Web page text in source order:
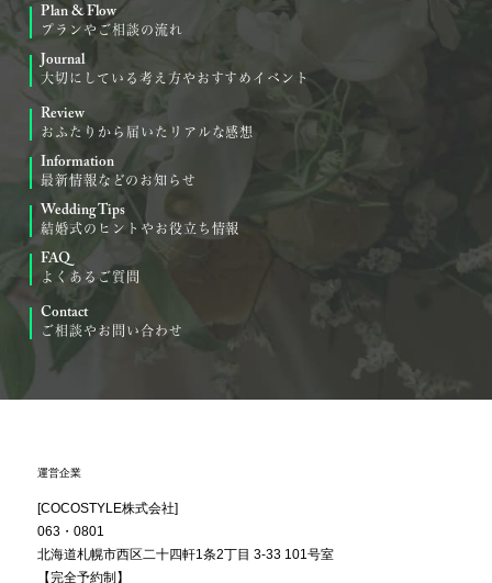
Plan & Flow
プランやご相談の流れ
Journal
大切にしている考え方やおすすめイベント
Review
おふたりから届いたリアルな感想
Information
最新情報などのお知らせ
Wedding Tips
結婚式のヒントやお役立ち情報
FAQ
よくあるご質問
Contact
ご相談やお問い合わせ
運営企業
[COCOSTYLE株式会社]
063・0801
北海道札幌市西区二十四軒1条2丁目 3-33 101号室
【完全予約制】